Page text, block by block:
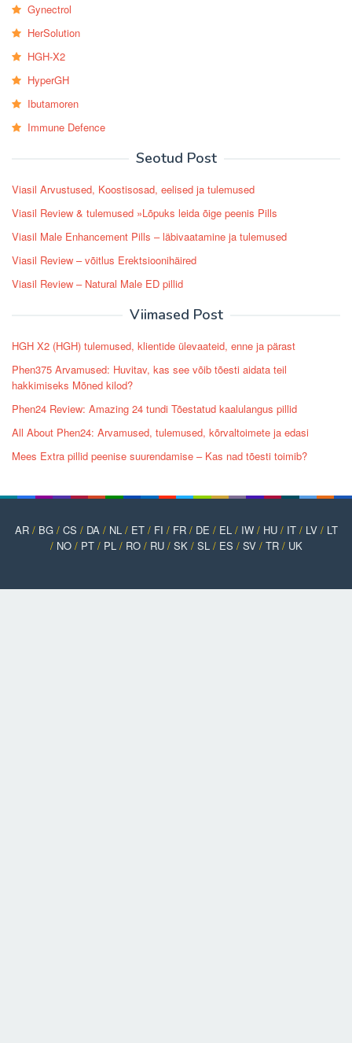
Gynectrol
HerSolution
HGH-X2
HyperGH
Ibutamoren
Immune Defence
Seotud Post
Viasil Arvustused, Koostisosad, eelised ja tulemused
Viasil Review & tulemused »Lõpuks leida õige peenis Pills
Viasil Male Enhancement Pills – läbivaatamine ja tulemused
Viasil Review – võitlus Erektsioonihäired
Viasil Review – Natural Male ED pillid
Viimased Post
HGH X2 (HGH) tulemused, klientide ülevaateid, enne ja pärast
Phen375 Arvamused: Huvitav, kas see võib tõesti aidata teil
hakkimiseks Mõned kilod?
Phen24 Review: Amazing 24 tundi Tõestatud kaalulangus pillid
All About Phen24: Arvamused, tulemused, kõrvaltoimete ja edasi
Mees Extra pillid peenise suurendamise – Kas nad tõesti toimib?
AR/ BG/ CS / DA/ NL/ ET/ FI / FR/ DE / EL/ IW/ HU/ IT/ LV/ LT
/ NO/ PT/ PL/ RO/ RU/ SK/ SL/ ES / SV/ TR/ UK